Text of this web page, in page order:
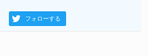
フォローする